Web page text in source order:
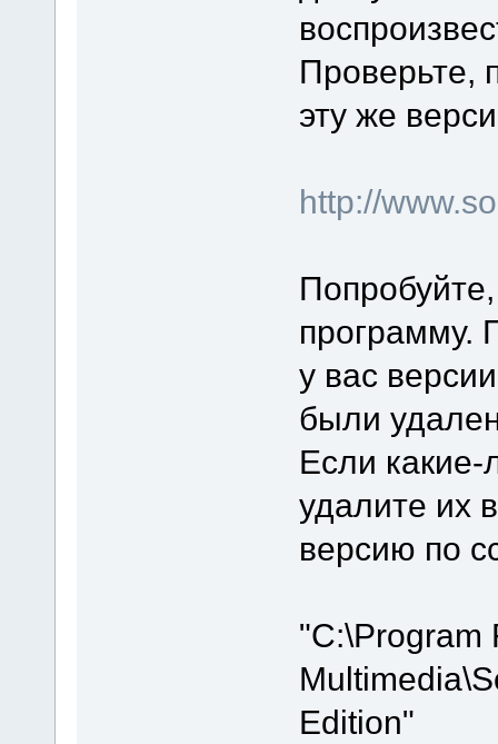
Проверьте,
эту же
http://
программу.
у вас
были
Если
удалите их
версию по
"C:\Program
Edition"